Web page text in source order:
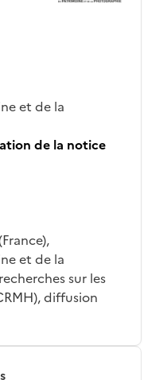
et de la
de la notice
et de la
sur les
diffusion